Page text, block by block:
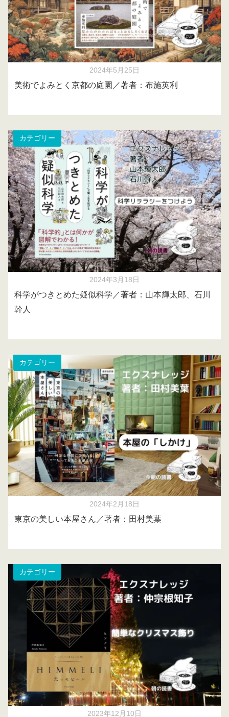
2024年5月25日
美術でよみとく京都の庭園／著者：布施英利
カテゴリー
2024年3月18日
科学がつきとめた疑似科学／著者：山本輝太郎、石川
幹人
カテゴリー
2024年2月18日
東京の美しい本屋さん／著者：田村美葉
カテゴリー
2023年12月10日